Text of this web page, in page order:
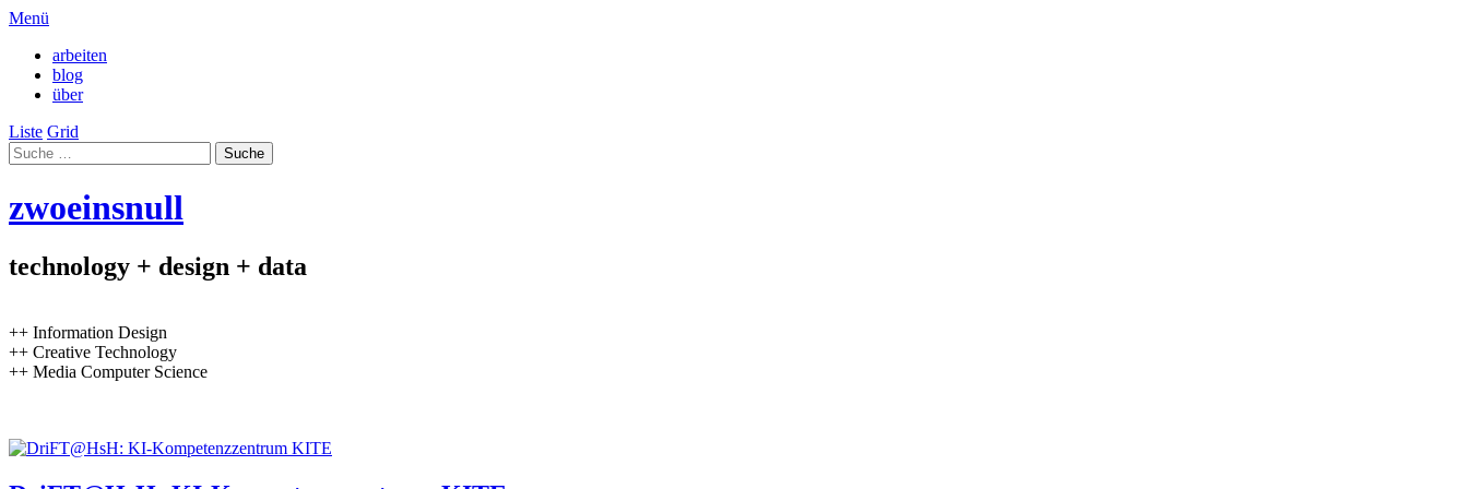
Menü
arbeiten
blog
über
Liste Grid
zwoeinsnull
technology + design + data
++ Information Design
++ Creative Technology
++ Media Computer Science